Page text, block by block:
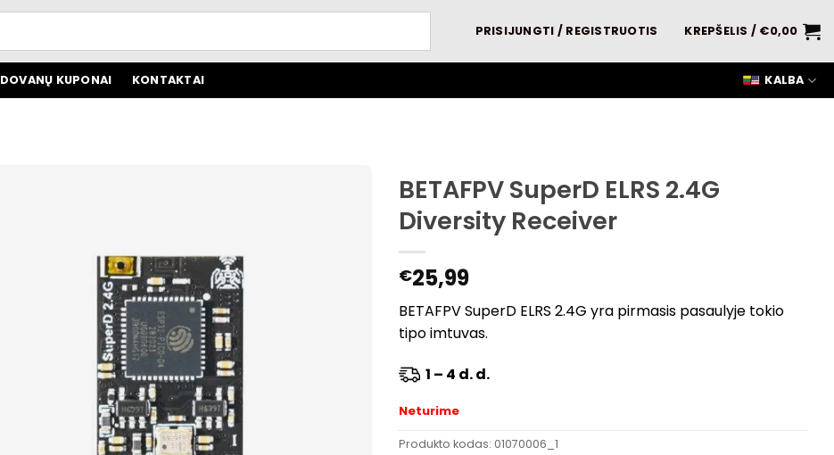
PRISIJUNGTI / REGISTRUOTIS KREPŠELIS / €0,00
DOVANŲ KUPONAI KONTAKTAI KALBA
BETAFPV SuperD ELRS 2.4G
Diversity Receiver
€25,99
BETAFPV SuperD ELRS 2.4G yra pirmasis pasaulyje tokio
tipo imtuvas.
1 – 4 d. d.
Neturime
Produkto kodas: 01070006_1